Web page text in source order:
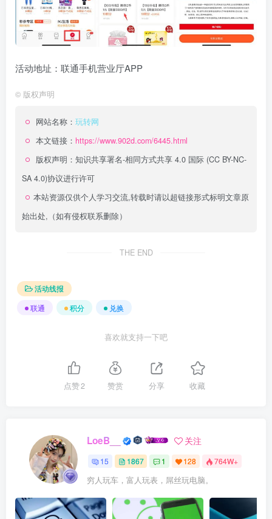
活动地址：联通手机营业厅APP
© 版权声明
网站名称： 玩转网
本文链接： https://www.902d.com/6445.html
版权声明： 知识共享署名-相同方式共享 4.0 国际 (CC BY-NC-
SA 4.0)协议进行许可
本站资源仅供个人学习交流,转载时请以超链接形式标明文章原
始出处,（如有侵权联系删除）
THE END
活动线报
联通
积分 兑换
喜欢就支持一下吧
点赞2 赞赏 分享 收藏
LoeB__ 关注
15 1867 1 128 764W+
穷人玩车，富人玩表，屌丝玩电脑。